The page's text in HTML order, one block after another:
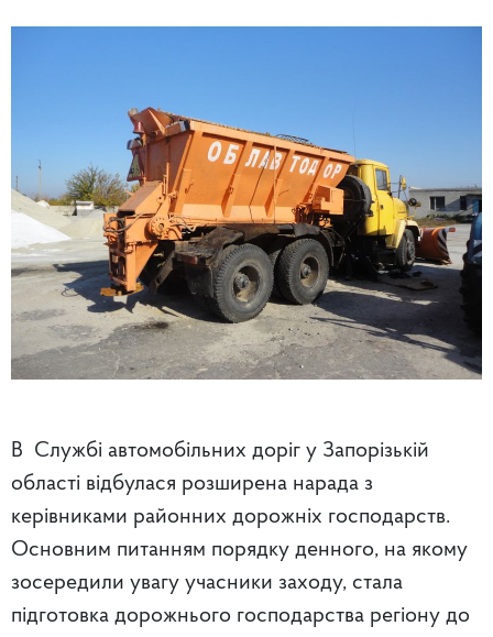
В Службі автомобільних доріг у Запорізькій
області відбулася розширена нарада з
керівниками районних дорожніх господарств.
Основним питанням порядку денного, на якому
зосередили увагу учасники заходу, стала
підготовка дорожнього господарства регіону до